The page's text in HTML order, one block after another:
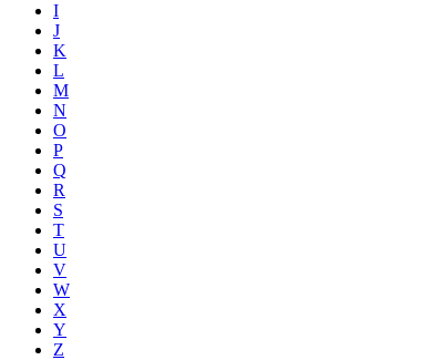
I
J
K
L
M
N
O
P
Q
R
S
T
U
V
W
X
Y
Z